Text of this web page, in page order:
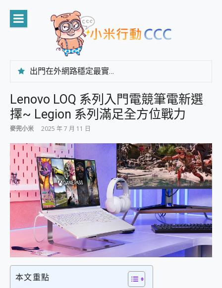
content
出門在外網路穩定最實在 「台灣大哥大」榮獲 4G/5G 在線率全球 NO.3 全台第一與全台六冠王實測心得，走到哪順到哪！
CP 值天花板~ Bongcom BS5 足球君開箱~ 短焦投影機 3千元就能擁有！ 折扣碼在這～
專為 PC上的 XBOX和掌機設計的 FireCuda X1070 SSD 固態硬碟開箱 評測
台灣製攝影機在這裡，100%全無線設計 SpotCam Solo Eco 太陽能防水雲端攝影機 SpotCam Solo 3 2.5K高畫質戶外攝影機 開箱 評測
防窺黑科技 Galaxy S26 Ultra系列保護貼怎麼選？imos AR 低反光玻璃、藍寶石鏡頭貼與軍規防摔殼完整開箱評價
美到讓人超想擁有 moto pad 60 系列 與 Moto | Swarovski razr 60 冰藍限定版本 開箱 評測
好用的 EaseUS Partition Master 讓您輕鬆的移除與格式化有防寫保護的隨身碟或SD卡
一鍵修復模糊影片、舊照的 AI 好幫手! VideoProc Converter AI 新版全解析 × 年末優惠，一篇全看懂
小朋友才做選擇 投影機 RGB藍牙音響 氛圍情境燈 我通通都要！ Starfish 2 幻彩膠囊投影機｜結合「 智慧投影 & 煥彩流動 」的沈浸式生活新體驗
外型超吸晴~ 給您絕佳操控體驗 GravaStar Mercury K1 系列 異星機械鍵盤與 Mercury X 系列 輕量無線電競滑鼠 開箱 評測
開箱~變身「蜘蛛人」椅子軍師！MSI MPG 491CQP QD-OLED 超寬曲面電競螢幕，多工辦公、爽度滿滿的終極桌面體驗
iPhone 17 系列 有認證的防護來囉！ imos 首家導入 UL MCV 行銷宣告驗證的手機配件品牌
DJI Osmo Pocket 3 爽爽帶回家 歡慶 EaseUS 21 週年到來，「Slogan 海報徵稿活動」好康大放送
小巧好吸不擋鏡頭 有Qi2認證的 ONPRO MagReact MXs2 5000mAh薄型磁吸無線急速行動電源 開箱 評測
Lenovo LOQ 系列入門電競筆電新選
擇~ Legion 系列滿足全方位戰力
麥兜小米 2025 年 7 月 11 日
本文重點